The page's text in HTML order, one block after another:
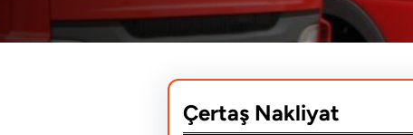
Çertaş Nakliyat